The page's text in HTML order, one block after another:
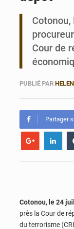
Cour de
PUBLIÉ PAR
Partager
Cotonou, le 24
près la Cour de
du terrorisme